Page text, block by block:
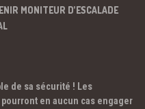
MONITEUR D’ESCALADE
de sa sécurité ! Les
en aucun cas engager